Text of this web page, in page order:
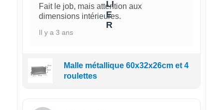
Fait le job, mais attention aux
dimensions intérieures.
Il y a 3 ans
Malle métallique 60x32x26cm et 4
roulettes